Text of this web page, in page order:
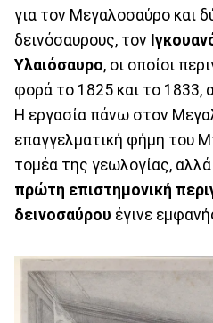
για τον Μεγαλοσαύρο και
δεινόσαυρους, τον
Υλαιόσαυρο, οι οποίοι
φορά το 1825 και το 1833,
Η εργασία πάνω στον
επαγγελματική φήμη του
τομέα της γεωλογίας,
πρώτη επιστημονική
δεινοσαύρου έγινε